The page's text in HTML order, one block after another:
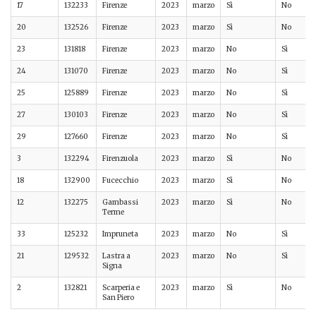
17 132233 Firenze 2023 marzo Sì No
20 132526 Firenze 2023 marzo Sì No
23 131818 Firenze 2023 marzo No Sì
24 131070 Firenze 2023 marzo No Sì
25 125889 Firenze 2023 marzo No Sì
27 130103 Firenze 2023 marzo No Sì
29 127660 Firenze 2023 marzo No Sì
3 132294 Firenzuola 2023 marzo Sì No
18 132900 Fucecchio 2023 marzo Sì No
12 132275
Gambassi
Terme
2023 marzo Sì No
33 125232 Impruneta 2023 marzo No Sì
21 129532
Lastra a
Signa
2023 marzo No Sì
2 132821
Scarperia e
San Piero
2023 marzo Sì No